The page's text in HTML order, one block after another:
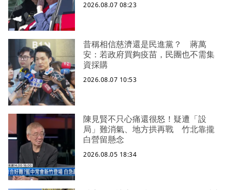
2026.08.07 08:23
昔稱相信慈濟還是民進黨？ 蔣萬
安：若政府買夠疫苗，民團也不需集
資採購
2026.08.07 10:53
陳見賢不只心痛還很怒！疑遭「設
局」難消氣、地方拱再戰 竹北靠攏
白營留懸念
2026.08.05 18:34